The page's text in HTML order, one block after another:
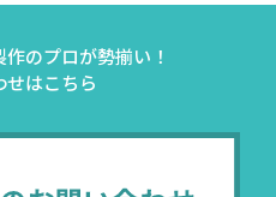
のプロが勢揃い！
せはこちら